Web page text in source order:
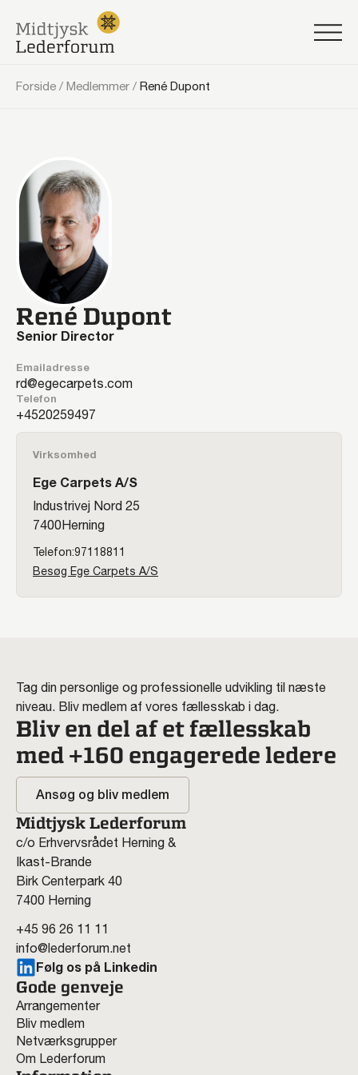
Forside / Medlemmer / René Dupont
René Dupont
Senior Director
Emailadresse
rd@egecarpets.com
Telefon
20259497
Virksomhed
Ege Carpets A/S
Industrivej Nord 25
7400Herning
97118811
Besøg Ege Carpets A/S
Tag din personlige og professionelle udvikling til næste
niveau. Bliv medlem af vores fællesskab i dag.
Bliv en del af et fællesskab
med +160 engagerede ledere
Ansøg og bliv medlem
Midtjysk Lederforum
c/o Erhvervsrådet Herning &
Ikast-Brande
Birk Centerpark 40
7400 Herning
+45 96 26 11 11
info@lederforum.net
Følg os på Linkedin
Gode genveje
Arrangementer
Bliv medlem
Netværksgrupper
Om Lederforum